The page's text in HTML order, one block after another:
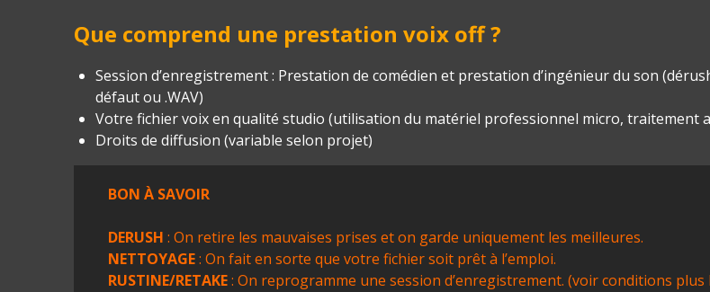
Que comprend une prestation voix off ?
Session d’enregistrement : Prestation de comédien et prestation d’ingénieur du son
défaut ou .WAV)
Votre fichier voix en qualité studio (utilisation du matériel professionnel micro, traitement
Droits de diffusion (variable selon projet)
BON À SAVOIR
DERUSH: On retire les mauvaises prises et on garde uniquement les meilleures.
NETTOYAGE: On fait en sorte que votre fichier soit prêt à l’emploi.
RUSTINE/RETAKE: On reprogramme une session d’enregistrement. (voir conditions plus